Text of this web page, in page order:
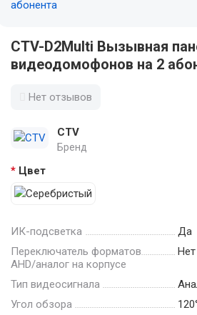
CTV-D2Multi Вызывная
видеодомофонов на 2
Нет отзывов
CTV
Бренд
Цвет
ИК-подсветка
Да
Переключатель форматов
AHD/аналог на корпусе
Нет
Тип видеосигнала
Угол обзора